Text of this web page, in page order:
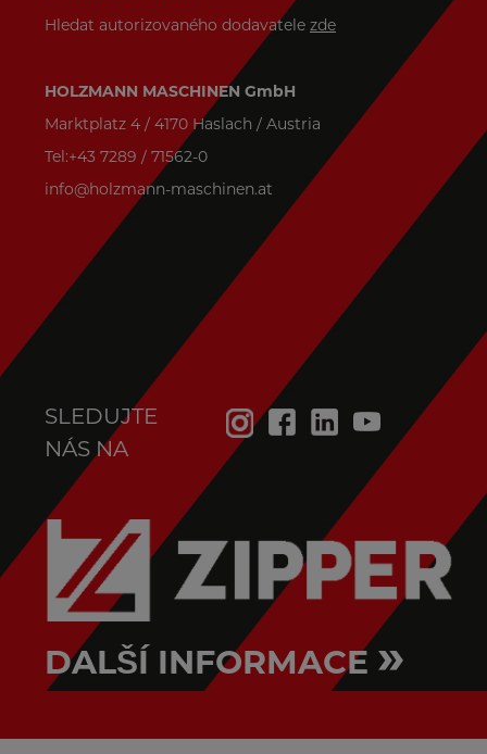
Hledat autorizovaného dodavatele zde
HOLZMANN MASCHINEN GmbH
Marktplatz 4 / 4170 Haslach / Austria
Tel:+43 7289 / 71562-0
info@holzmann-maschinen.at
SLEDUJTE
NÁS NA
DALŠÍ INFORMACE »